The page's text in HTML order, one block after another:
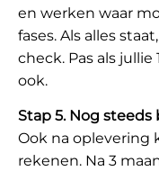
en werken waar
fases. Als alles
check. Pas als
ook.
Stap 5. Nog steeds
Ook na oplevering
rekenen. Na 3